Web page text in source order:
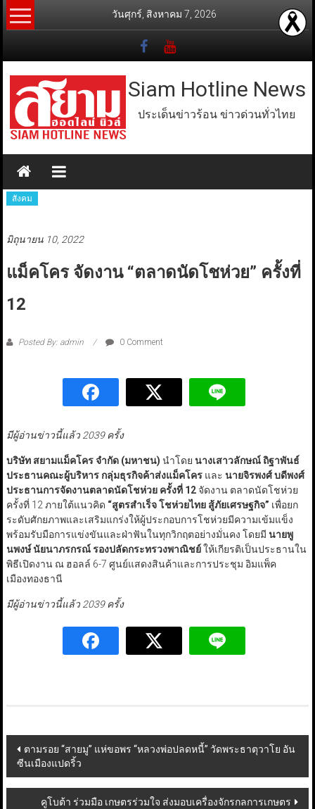
Skip
to
วันศุกร์, สิงหาคม 7, 2026
Siam Hotline News
ประเด็นข่าวร้อน ข่าวด่วนทั่วไทย
สังคม
มิถุนายน 10, 2022
แม็คโคร จัดงาน “ตลาดนัดโชห่วย” ครั้งที่
12
Posted By: admin 0 Comment
มีผู้อ่านข่าวนี้แล้ว 2039 ครั้ง
บริษัท สยามแม็คโคร จำกัด (มหาชน) นำโดย นางเสาวลักษณ์ ถิฐาพันธ์
ประธานคณะผู้บริหาร กลุ่มธุรกิจค้าส่งแม็คโครและ นายจิรพงศ์ บดีพงศ์
ประธานการจัดงานตลาดนัดโชห่วย ครั้งที่ 12จัดงาน ตลาดนัดโชห่วย
ครั้งที่ 12 ภายใต้แนวคิด “สูตรสำเร็จ โชห่วยไทย สู้ภัยเศรษฐกิจ” เพื่อยก
ระดับศักยภาพและเสริมแกร่งให้ผู้ประกอบการโชห่วยมีความเข้มแข็ง
พร้อมรับมือการแข่งขันและฝ่าฟันในทุกวิกฤตอย่างมั่นคง โดยมี นายพู
นพงษ์ นัยนาภรกรณ์ รองปลัดกระทรวงพาณิชย์ให้เกียรติเป็นประธานใน
พิธีเปิดงาน ณ ฮอลล์ 6-7 ศูนย์แสดงสินค้าและการประชุม อิมแพ็ค
เมืองทองธานี
มีผู้อ่านข่าวนี้แล้ว 2039 ครั้ง
Post
navigation
ตามรอย “สายมู” แห่ขอพร “หลวงพ่อปลดหนี้” วัดพระธาตุวาโย อัน
ซีนเมืองแปดริ้ว
คูโบต้า ร่วมมือ เกษตรร่วมใจ ส่งมอบเครื่องจักรกลการเกษตร